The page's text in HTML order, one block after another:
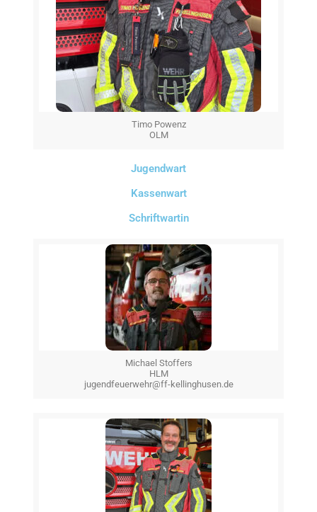
Timo Powenz
OLM
Jugendwart
Kassenwart
Schriftwartin
Michael Stoffers
HLM
jugendfeuerwehr@ff-kellinghusen.de